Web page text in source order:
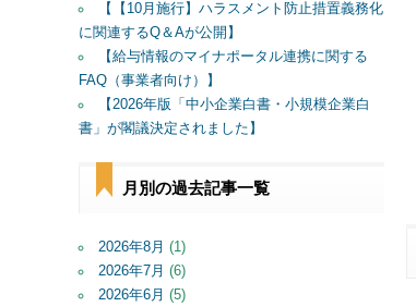
【【10月施行】ハラスメント防止措置義務化
に関連するQ＆Aが公開】
【給与情報のマイナポータル連携に関する
FAQ（事業者向け）】
【2026年版「中小企業白書・小規模企業白
書」が閣議決定されました】
月別の過去記事一覧
2026年8月 (1)
2026年7月 (6)
2026年6月 (5)